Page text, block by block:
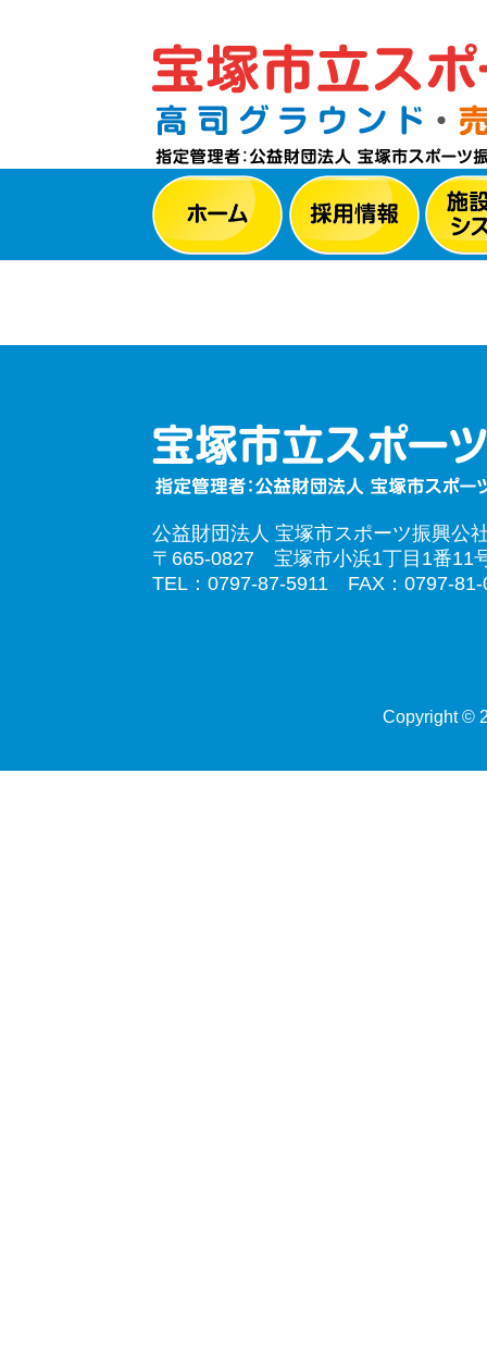
公益財団法人 宝塚市スポーツ振興公
〒665-0827 宝塚市小浜1丁目1番11
TEL：0797-87-5911 FAX：0797-81-
Copyright ©